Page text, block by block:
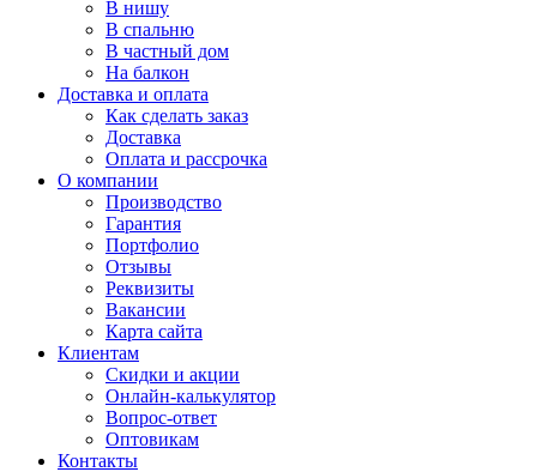
В нишу
В спальню
В частный дом
На балкон
Доставка и оплата
Как сделать заказ
Доставка
Оплата и рассрочка
О компании
Производство
Гарантия
Портфолио
Отзывы
Реквизиты
Вакансии
Карта сайта
Клиентам
Скидки и акции
Онлайн-калькулятор
Вопрос-ответ
Оптовикам
Контакты